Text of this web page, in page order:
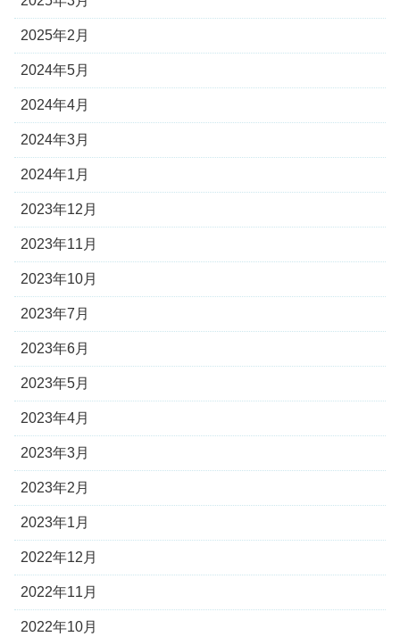
2025年2月
2024年5月
2024年4月
2024年3月
2024年1月
2023年12月
2023年11月
2023年10月
2023年7月
2023年6月
2023年5月
2023年4月
2023年3月
2023年2月
2023年1月
2022年12月
2022年11月
2022年10月